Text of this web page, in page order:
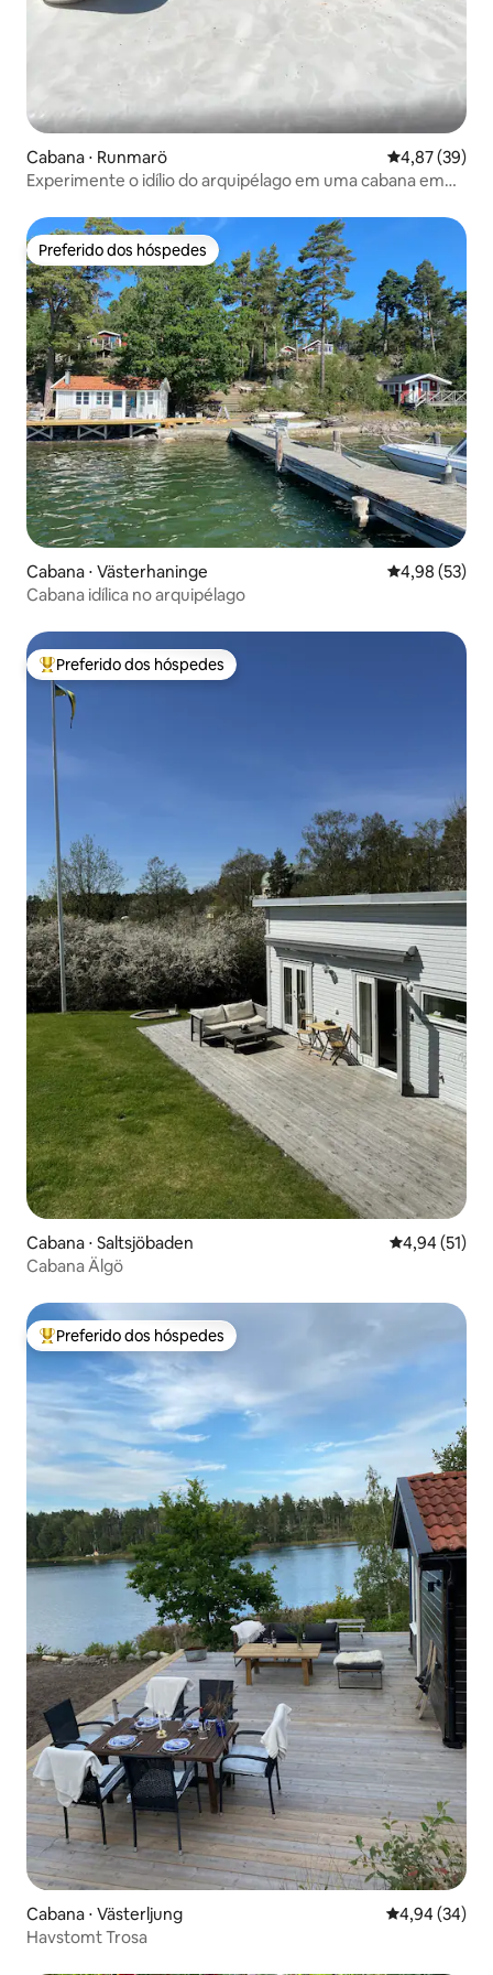
Cabana ⋅ Runmarö 4,87 de uma
4,87 (39)
Experimente o idílio do arquipélago em uma cabana em
Preferido dos hóspedes
Preferido dos hóspedes
Cabana ⋅ Västerhaninge 4,98 de uma
4,98 (53)
Cabana idílica no arquipélago
Entre os melhores preferidos dos hóspedes
Preferido dos hóspedes
Cabana ⋅ Saltsjöbaden 4,94 de uma
4,94 (51)
Cabana Älgö
Entre os melhores preferidos dos hóspedes
Preferido dos hóspedes
Cabana ⋅ Västerljung 4,94 de uma
4,94 (34)
Havstomt Trosa